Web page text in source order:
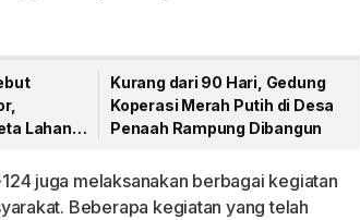
Lahan
Kurang dari 90 Hari, Gedung
Koperasi Merah Putih di Desa
Penaah Rampung Dibangun
juga melaksanakan berbagai kegiatan
Beberapa kegiatan yang telah